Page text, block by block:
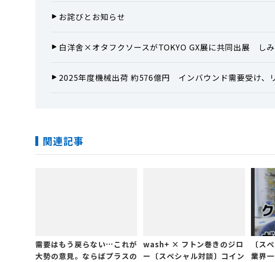
お詫びとお知らせ
白洋舍×オタフクソースがTOKYO GX展に共同出展 し
2025年度機械出荷 約576億円 インバウンド需要受け、
関連記事
需要はもう戻らない…これが
大勢の意見。ならばプラスの
wash+ × フトン巻きのジロ
ー〔スペシャル対談〕コイン
〔ス
業界